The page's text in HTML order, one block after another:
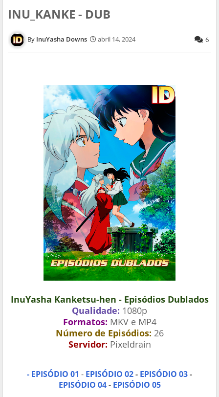
INU_KANKE - DUB
InuYasha Downs abril 14, 2024 6
InuYasha Kanketsu-hen - Episódios Dublados
Qualidade: 1080p
Formatos: MKV e MP4
Número de Episódios: 26
Servidor: Pixeldrain
- EPISÓDIO 01 - EPISÓDIO 02- EPISÓDIO 03-
EPISÓDIO 04- EPISÓDIO 05